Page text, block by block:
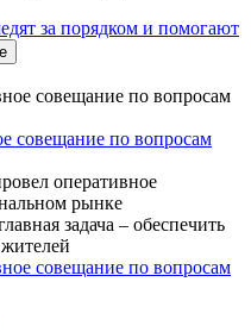
за порядком и помогают
совещание по вопросам
оперативное
рынке
задача – обеспечить